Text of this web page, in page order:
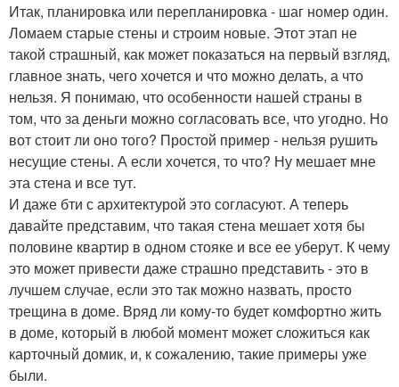
Итак, планировка или перепланировка - шаг номер один.
Ломаем старые стены и строим новые. Этот этап не
такой страшный, как может показаться на первый взгляд,
главное знать, чего хочется и что можно делать, а что
нельзя. Я понимаю, что особенности нашей страны в
том, что за деньги можно согласовать все, что угодно. Но
вот стоит ли оно того? Простой пример - нельзя рушить
несущие стены. А если хочется, то что? Ну мешает мне
эта стена и все тут.
И даже бти с архитектурой это согласуют. А теперь
давайте представим, что такая стена мешает хотя бы
половине квартир в одном стояке и все ее уберут. К чему
это может привести даже страшно представить - это в
лучшем случае, если это так можно назвать, просто
трещина в доме. Вряд ли кому-то будет комфортно жить
в доме, который в любой момент может сложиться как
карточный домик, и, к сожалению, такие примеры уже
были.